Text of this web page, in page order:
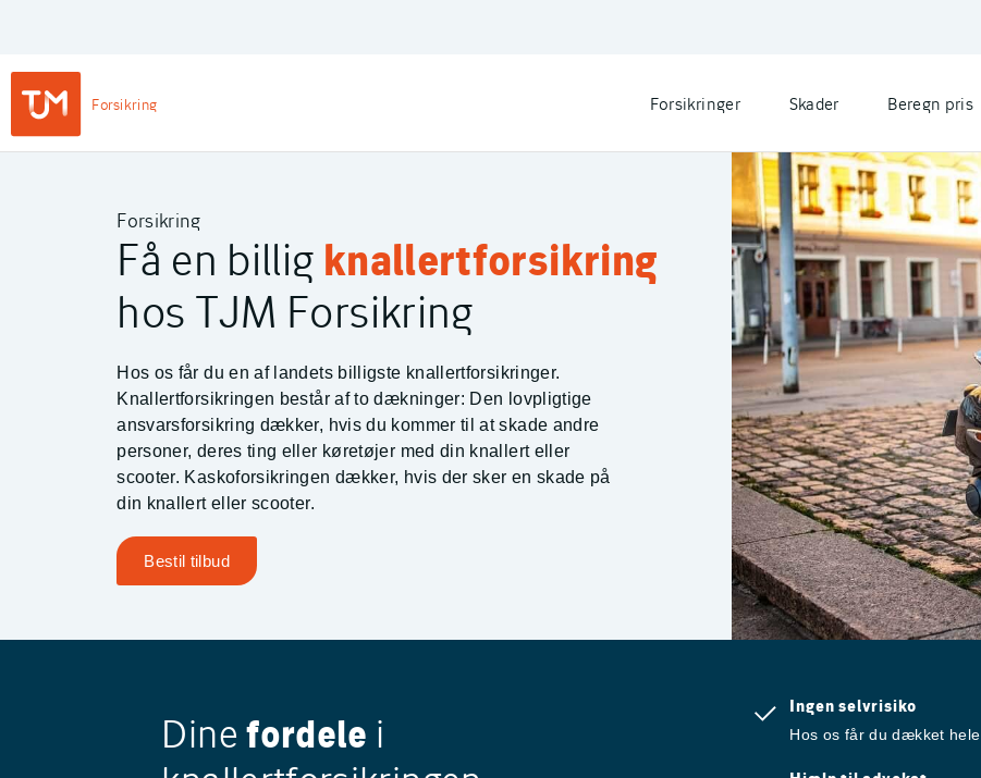
Login
Forsikring
TJM Forsikring – Gå til forside
Forsikringer Skader Beregn pris
Forsikring
Få en billig knallertforsikring
hos TJM Forsikring
Hos os får du en af landets billigste knallertforsikringer.
Knallertforsikringen består af to dækninger: Den lovpligtige
ansvarsforsikring dækker, hvis du kommer til at skade andre
personer, deres ting eller køretøjer med din knallert eller
scooter. Kaskoforsikringen dækker, hvis der sker en skade på
din knallert eller scooter.
Bestil tilbud
Dinefordele i
Ingen selvrisiko
Hos os får du dækket